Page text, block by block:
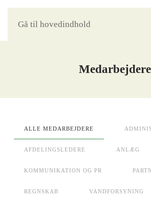
Gå til hovedindhold
Medarbejdere
ALLE MEDARBEJDERE
AFDELINGSLEDERE ANLÆG
KOMMUNIKATION OG PR
REGNSKAB VANDFORSYNING